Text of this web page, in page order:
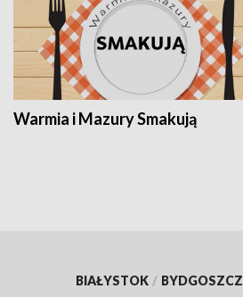
Warmia i Mazury Smakują
BIAŁYSTOK / BYDGOSZCZ